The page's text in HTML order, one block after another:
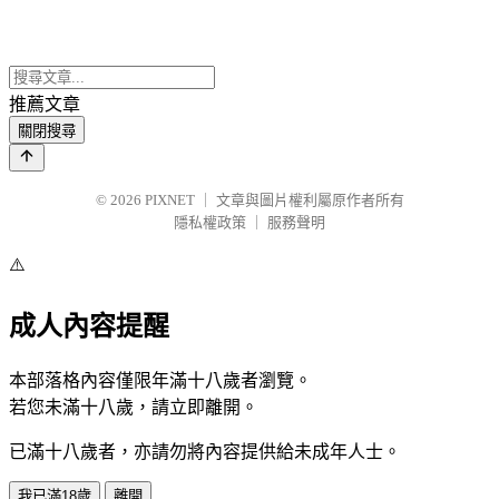
推薦文章
關閉搜尋
© 2026 PIXNET
文章與圖片權利屬原作者所有
隱私權政策
服務聲明
⚠️
成人內容提醒
本部落格內容僅限年滿十八歲者瀏覽。
若您未滿十八歲，請立即離開。
已滿十八歲者，亦請勿將內容提供給未成年人士。
我已滿18歲 離開